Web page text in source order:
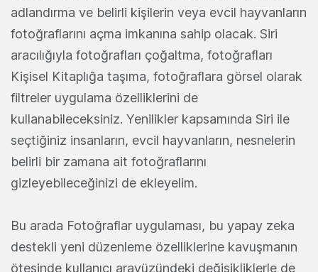
adlandırma ve belirli kişilerin veya evcil hayvanların
fotoğraflarını açma imkanına sahip olacak. Siri
aracılığıyla fotoğrafları çoğaltma, fotoğrafları
Kişisel Kitaplığa taşıma, fotoğraflara görsel olarak
filtreler uygulama özelliklerini de
kullanabileceksiniz. Yenilikler kapsamında Siri ile
seçtiğiniz insanların, evcil hayvanların, nesnelerin
belirli bir zamana ait fotoğraflarını
gizleyebileceğinizi de ekleyelim.
Bu arada Fotoğraflar uygulaması, bu yapay zeka
destekli yeni düzenleme özelliklerine kavuşmanın
ötesinde kullanıcı arayüzündeki değişikliklerle de